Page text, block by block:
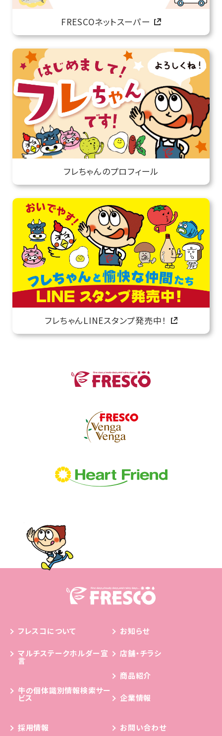
FRESCOネットスーパー
フレちゃんのプロフィール
フレちゃんLINEスタンプ発売中！
フレスコについて お知らせ
マルチステークホルダー宣
言
店舗・チラシ
商品紹介
牛の個体識別情報検索サー
ビス 企業情報
採用情報 お問い合わせ